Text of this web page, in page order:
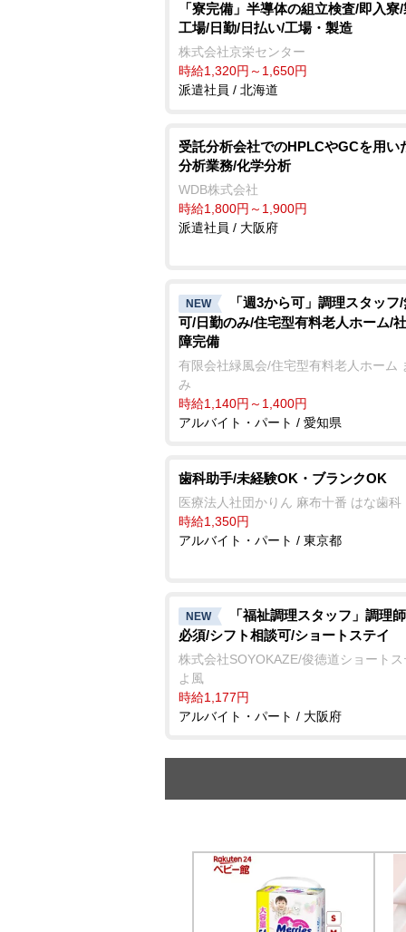
「寮完備」半導体の組立検査/即入寮
工場/日勤/日払い/工場・製造
株式会社京栄センター
時給1,320円～1,650円
派遣社員 / 北海道
受託分析会社でのHPLCやGCを用い
分析業務/化学分析
WDB株式会社
時給1,800円～1,900円
派遣社員 / 大阪府
NEW
「週3から可」調理スタッフ
可/日勤のみ/住宅型有料老人ホーム/
障完備
有限会社緑風会/住宅型有料老人ホーム
み
時給1,140円～1,400円
アルバイト・パート / 愛知県
歯科助手/未経験OK・ブランクOK
医療法人社団かりん 麻布十番 はな歯科
時給1,350円
アルバイト・パート / 東京都
NEW
「福祉調理スタッフ」調理
必須/シフト相談可/ショートステイ
株式会社SOYOKAZE/俊徳道ショート
よ風
時給1,177円
アルバイト・パート / 大阪府